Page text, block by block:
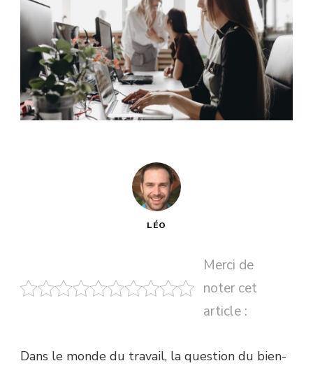
LÉO
Merci de
noter cet
article :
Dans le monde du travail, la question du bien-